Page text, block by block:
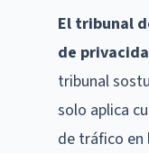
El tribunal
de
tribunal
solo aplica
de tráfico en